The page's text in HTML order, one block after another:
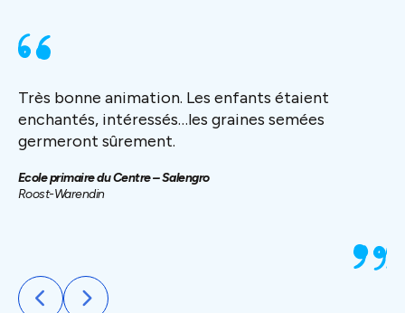
Très bonne animation. Les enfants étaient
enchantés, intéressés…les graines semées
germeront sûrement.
Ecole primaire du Centre – Salengro
Roost-Warendin